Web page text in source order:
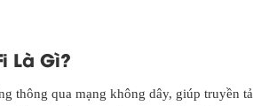
Là Gì?
thông qua mạng không dây, giúp truyền